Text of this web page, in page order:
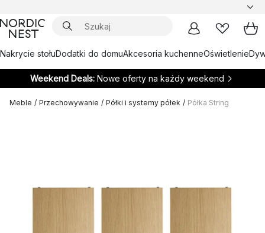
Nakrycie stołuDodatki do domuAkcesoria kuchenneOświetlenie
Weekend Deals: Nowe oferty na każdy weekend
Meble / Przechowywanie / Półki i systemy półek / Półka String